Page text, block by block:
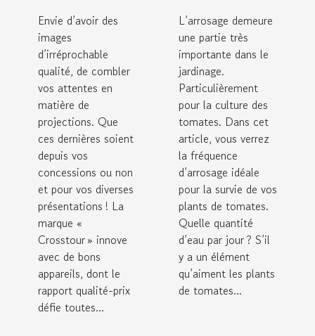
Envie d’avoir des
images
d’irréprochable
qualité, de combler
vos attentes en
matière de
projections. Que
ces dernières soient
depuis vos
concessions ou non
et pour vos diverses
présentations ! La
marque «
Crosstour » innove
avec de bons
appareils, dont le
rapport qualité-prix
défie toutes...
L’arrosage demeure
une partie très
importante dans le
jardinage.
Particulièrement
pour la culture des
tomates. Dans cet
article, vous verrez
la fréquence
d’arrosage idéale
pour la survie de vos
plants de tomates.
Quelle quantité
d’eau par jour ? S’il
y a un élément
qu’aiment les plants
de tomates...